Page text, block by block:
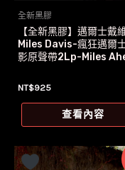
全新黑膠
【全新黑膠】邁爾士戴
Miles Davis-瘋狂邁爾
影原聲帶2Lp-Miles
NT$925
查看內容